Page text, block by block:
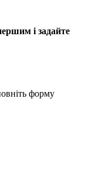
і задайте
форму